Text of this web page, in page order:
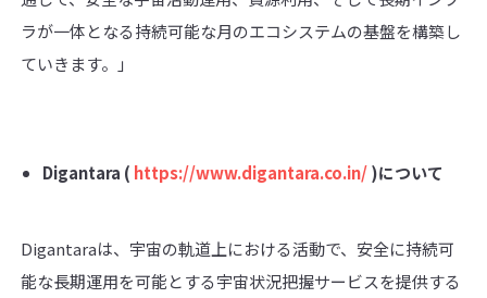
ラが一体となる持続可能な月のエコシステムの基盤を構築し
ていきます。」
Digantara ( https://www.digantara.co.in/)について
Digantaraは、宇宙の軌道上における活動で、安全に持続可
能な長期運用を可能とする宇宙状況把握サービスを提供する